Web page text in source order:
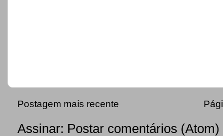
Postagem mais recente
Assinar: Postar comentários (Atom)